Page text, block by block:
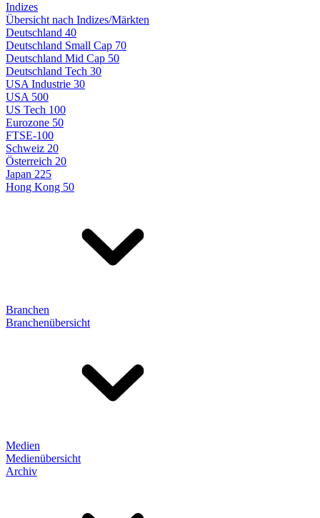
Indizes
Übersicht nach Indizes/Märkten
Deutschland 40
Deutschland Small Cap 70
Deutschland Mid Cap 50
Deutschland Tech 30
USA Industrie 30
USA 500
US Tech 100
Eurozone 50
FTSE-100
Schweiz 20
Österreich 20
Japan 225
Hong Kong 50
Branchen
Branchenübersicht
Medien
Medienübersicht
Archiv